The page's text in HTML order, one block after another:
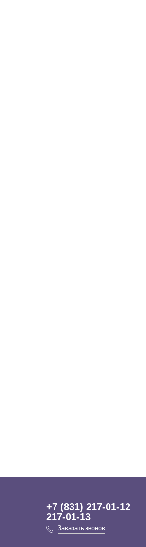
+7 (831) 217-01-12
217-01-13
Заказать звонок